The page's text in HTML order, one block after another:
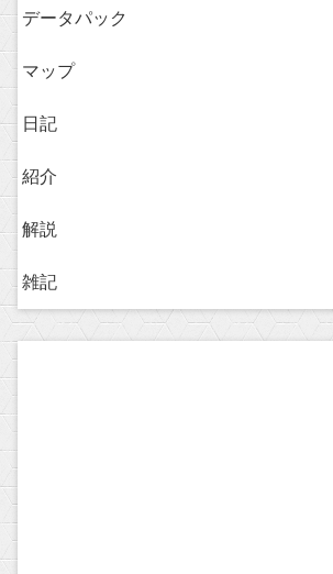
データパック
マップ
日記
紹介
解説
雑記